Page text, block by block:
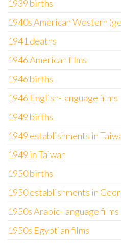
1939 births
1940s American Western
1941 deaths
1946 American films
1946 births
1946 English-language films
1949 births
1949 establishments in
1949 in Taiwan
1950 births
1950 establishments in
1950s Arabic-language films
1950s Egyptian films